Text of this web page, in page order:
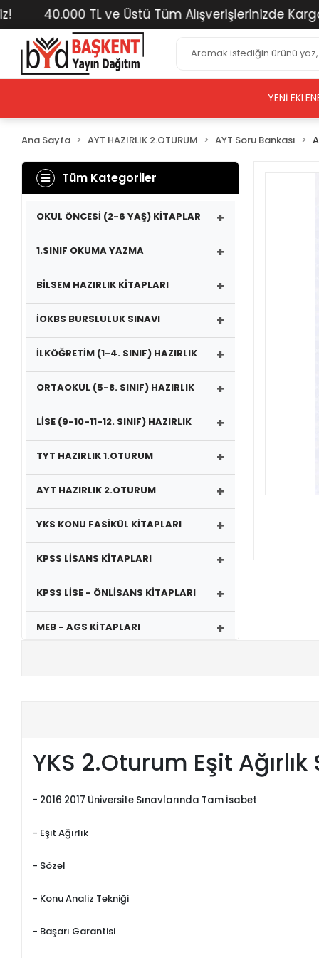
40.000 TL ve Üstü Tüm Alışverişlerinizde Kargo
YENI
Ana Sayfa AYT HAZIRLIK 2.OTURUM AYT Soru Bankası
Tüm Kategoriler
OKUL ÖNCESİ (2-6 YAŞ) KİTAPLAR +
1.SINIF OKUMA YAZMA +
BİLSEM HAZIRLIK KİTAPLARI +
İOKBS BURSLULUK SINAVI +
İLKÖĞRETİM (1-4. SINIF) HAZIRLIK +
ORTAOKUL (5-8. SINIF) HAZIRLIK +
LİSE (9-10-11-12. SINIF) HAZIRLIK +
TYT HAZIRLIK 1.OTURUM +
AYT HAZIRLIK 2.OTURUM +
YKS KONU FASİKÜL KİTAPLARI +
KPSS LİSANS KİTAPLARI +
KPSS LİSE - ÖNLİSANS KİTAPLARI +
MEB - AGS KİTAPLARI +
YDS - YÖKDİL HAZIRLIK KİTAPLARI +
ASKERİ LİSE - PMYO KİTAPLARI
YÖS KİTAPLARI
DHBT HAZIRLIK KİTAPLARI
GYS HAZIRLIK KİTAPLARI
SPK HAZIRLIK KİTAPLARI
YKS 2.Oturum Eşit
- 2016 2017 Üniversite Sınavlarında Tam İsabet
- Eşit Ağırlık
- Sözel
- Konu Analiz Tekniği
- Başarı Garantisi